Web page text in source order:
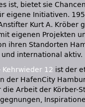
ist, bietet sie
eigene Initiativen.
Kurt A. Kröber
eigenen Projekten
ihren Standorten
international aktiv.
Kehrwieder 12 ist der
der HafenCity
Arbeit der Körber-